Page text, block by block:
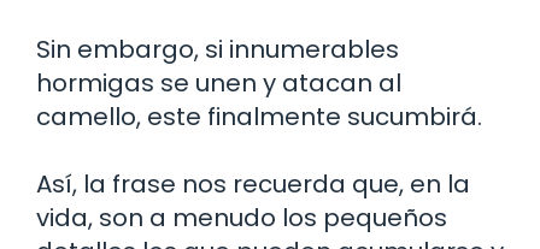
Sin embargo, si innumerables
hormigas se unen y atacan al
camello, este finalmente sucumbirá.
Así, la frase nos recuerda que, en la
vida, son a menudo los pequeños